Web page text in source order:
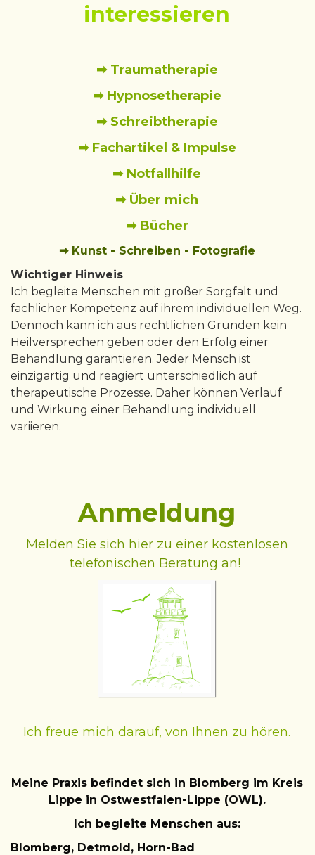
interessieren
➡ Traumatherapie
➡ Hypnosetherapie
➡ Schreibtherapie
➡ Fachartikel & Impulse
➡ Notfallhilfe
➡ Über mich
➡ Bücher
➡ Kunst - Schreiben - Fotografie
Wichtiger Hinweis
Ich begleite Menschen mit großer Sorgfalt und
fachlicher Kompetenz auf ihrem individuellen Weg.
Dennoch kann ich aus rechtlichen Gründen kein
Heilversprechen geben oder den Erfolg einer
Behandlung garantieren. Jeder Mensch ist
einzigartig und reagiert unterschiedlich auf
therapeutische Prozesse. Daher können Verlauf
und Wirkung einer Behandlung individuell
variieren.
Anmeldung
Melden Sie sich hier zu einer kostenlosen
telefonischen Beratung an!
Ich freue mich darauf, von Ihnen zu hören.
Meine Praxis befindet sich in Blomberg im Kreis
Lippe in Ostwestfalen-Lippe (OWL).
Ich begleite Menschen aus:
Blomberg, Detmold, Horn-Bad